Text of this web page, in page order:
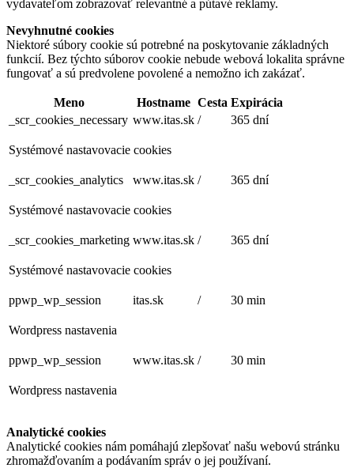
vydavateľom zobrazovať relevantné a pútavé reklamy.
Nevyhnutné cookies
Niektoré súbory cookie sú potrebné na poskytovanie základných
funkcií. Bez týchto súborov cookie nebude webová lokalita správne
fungovať a sú predvolene povolené a nemožno ich zakázať.
Meno Hostname Cesta Expirácia
_scr_cookies_necessary www.itas.sk / 365 dní
Systémové nastavovacie cookies
_scr_cookies_analytics www.itas.sk / 365 dní
Systémové nastavovacie cookies
_scr_cookies_marketing www.itas.sk / 365 dní
Systémové nastavovacie cookies
ppwp_wp_session itas.sk / 30 min
Wordpress nastavenia
ppwp_wp_session www.itas.sk / 30 min
Wordpress nastavenia
Analytické cookies
Analytické cookies nám pomáhajú zlepšovať našu webovú stránku
zhromažďovaním a podávaním správ o jej používaní.